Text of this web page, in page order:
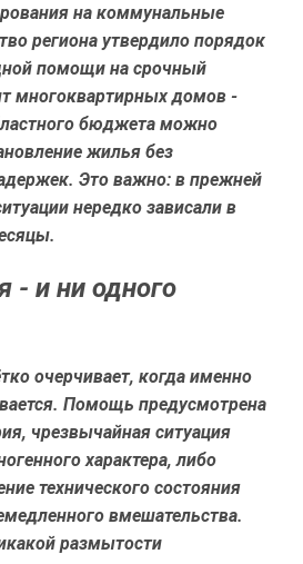
на коммунальные
региона утвердило порядок
помощи на срочный
многоквартирных домов -
бюджета можно
жилья без
Это важно: в прежней
нередко зависали в
- и ни одного
очерчивает, когда именно
Помощь предусмотрена
чрезвычайная ситуация
характера, либо
технического состояния
вмешательства.
размытости